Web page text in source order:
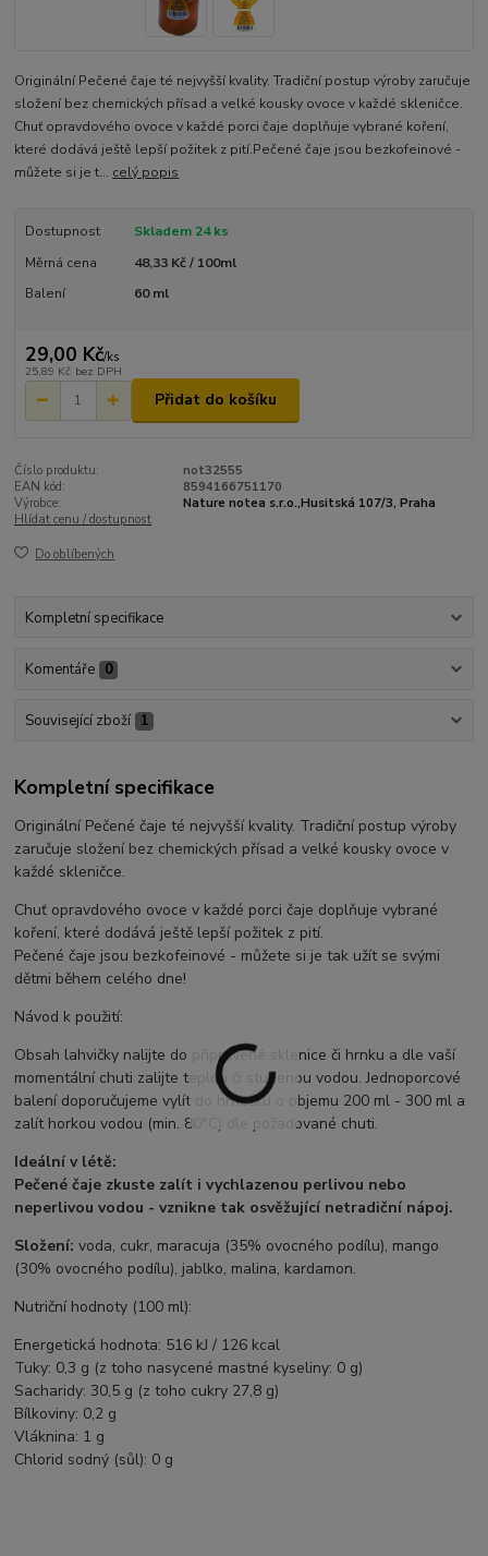
Originální Pečené čaje té nejvyšší kvality. Tradiční postup výroby zaručuje
složení bez chemických přísad a velké kousky ovoce v každé skleničce.
Chuť opravdového ovoce v každé porci čaje doplňuje vybrané koření,
které dodává ještě lepší požitek z pití.Pečené čaje jsou bezkofeinové -
můžete si je t... celý popis
Dostupnost
Skladem 24 ks
Měrná cena
48,33 Kč / 100ml
Balení
60 ml
29,00 Kč/ks
25,89 Kč bez DPH
Přidat do košíku
Číslo produktu:
not32555
EAN kód:
8594166751170
Výrobce:
Nature notea s.r.o.,Husitská 107/3, Praha
Hlídat cenu / dostupnost
Do oblíbených
Kompletní specifikace
Komentáře 0
Související zboží 1
Kompletní specifikace
Originální Pečené čaje té nejvyšší kvality. Tradiční postup výroby
zaručuje složení bez chemických přísad a velké kousky ovoce v
každé skleničce.
Chuť opravdového ovoce v každé porci čaje doplňuje vybrané
koření, které dodává ještě lepší požitek z pití.
Pečené čaje jsou bezkofeinové - můžete si je tak užít se svými
dětmi během celého dne!
Návod k použití:
Obsah lahvičky nalijte do připravené sklenice či hrnku a dle vaší
momentální chuti zalijte teplou či studenou vodou. Jednoporcové
balení doporučujeme vylít do hrnečku o objemu 200 ml - 300 ml a
zalít horkou vodou (min. 80°C) dle požadované chuti.
Ideální v létě:
Pečené čaje zkuste zalít i vychlazenou perlivou nebo
neperlivou vodou - vznikne tak osvěžující netradiční nápoj.
Složení:voda, cukr, maracuja (35% ovocného podílu), mango
(30% ovocného podílu), jablko, malina, kardamon.
Nutriční hodnoty (100 ml):
Energetická hodnota: 516 kJ / 126 kcal
Tuky: 0,3 g (z toho nasycené mastné kyseliny: 0 g)
Sacharidy: 30,5 g (z toho cukry 27,8 g)
Bílkoviny: 0,2 g
Vláknina: 1 g
Chlorid sodný (sůl): 0 g